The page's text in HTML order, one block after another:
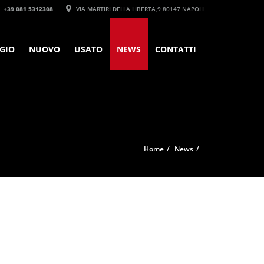
+39 081 5312308‬ VIA MARTIRI DELLA LIBERTA,9 80147 NAPOLI
NUOVO USATO NEWS CONTATTI
Home News